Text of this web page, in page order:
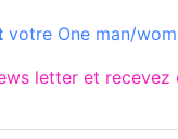
votre One man/
letter et